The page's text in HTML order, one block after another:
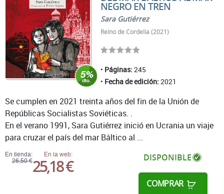
NEGRO EN TREN
Sara Gutiérrez
Reino de Cordelia (2021)
Páginas: 245
Fecha de edición: 2021
En tienda:
26,50 €
En la web:
25,18 € DISPONIBLE
COMPRAR
Se cumplen en 2021 treinta años del fin de la Unión de
Repúblicas Socialistas Soviéticas. .
En el verano 1991, Sara Gutiérrez inició en Ucrania un viaje
para cruzar el país del mar Báltico al ...